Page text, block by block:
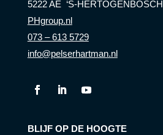
5222 AE ‘S-HERTOGENBOSCH
PHgroup.nl
073 – 613 5729
info@pelserhartman.nl
BLIJF OP DE HOOGTE